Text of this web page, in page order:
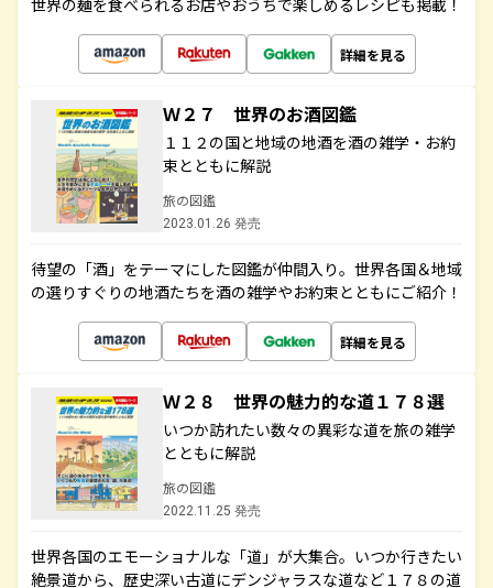
世界の麺を食べられるお店やおうちで楽しめるレシピも掲載！
詳細を見る
Ｗ２７ 世界のお酒図鑑
１１２の国と地域の地酒を酒の雑学・お約
束とともに解説
旅の図鑑
2023.01.26 発売
待望の「酒」をテーマにした図鑑が仲間入り。世界各国＆地域
の選りすぐりの地酒たちを酒の雑学やお約束とともにご紹介！
詳細を見る
Ｗ２８ 世界の魅力的な道１７８選
いつか訪れたい数々の異彩な道を旅の雑学
とともに解説
旅の図鑑
2022.11.25 発売
世界各国のエモーショナルな「道」が大集合。いつか行きたい
絶景道から、歴史深い古道にデンジャラスな道など１７８の道